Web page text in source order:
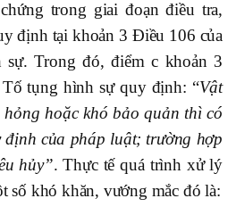
trong giai đoạn điều tra,
định tại khoản 3 Điều 106 của
Trong đó, điểm c khoản 3
tụng hình sự quy định: “Vật
hoặc khó bảo quản thì có
định của pháp luật; trường hợp
hủy”. Thực tế quá trình xử lý
số khó khăn, vướng mắc đó là: